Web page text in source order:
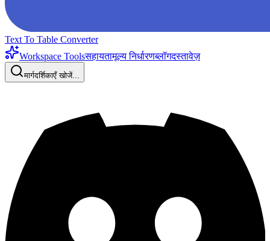
Text To Table Converter
Workspace Toolsसहायतामूल्य निर्धारणब्लॉगदस्तावेज़
मार्गदर्शिकाएँ खोजें...